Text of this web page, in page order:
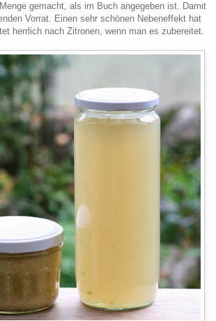
gemacht, als im Buch angegeben ist. Damit
Vorrat. Einen sehr schönen Nebeneffekt hat
herrlich nach Zitronen, wenn man es zubereitet.